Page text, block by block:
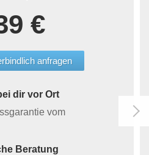
€
anfragen
dir vor Ort
vom
Beratung